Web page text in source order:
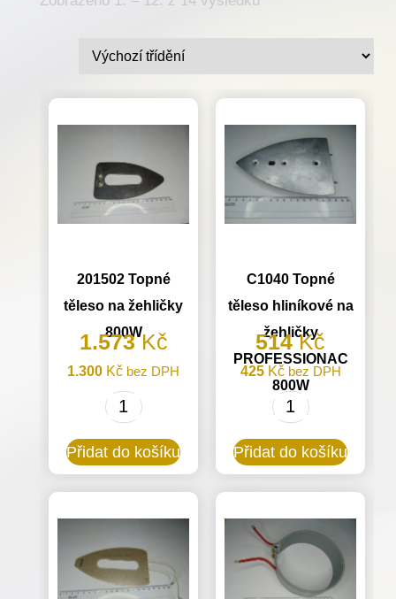
201502 Topné
těleso na žehličky
800W
1.573Kč
1.300 Kč bez DPH
201502
těleso
množství
Přidat do košíku
C1040 Topné
těleso hliníkové na
žehličky
PROFESSIONAC
800W
514Kč
425 Kčbez DPH
C1040
těleso
žehličky
800W
Přidat do košíku